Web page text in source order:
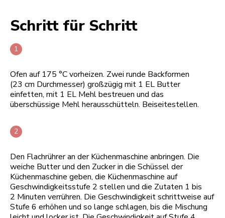
Schritt für Schritt
Ofen auf 175 °C vorheizen. Zwei runde Backformen
(23 cm Durchmesser) großzügig mit 1 EL Butter
einfetten, mit 1 EL Mehl bestreuen und das
überschüssige Mehl herausschütteln. Beiseitestellen.
Den Flachrührer an der Küchenmaschine anbringen. Die
weiche Butter und den Zucker in die Schüssel der
Küchenmaschine geben, die Küchenmaschine auf
Geschwindigkeitsstufe 2 stellen und die Zutaten 1 bis
2 Minuten verrühren. Die Geschwindigkeit schrittweise auf
Stufe 6 erhöhen und so lange schlagen, bis die Mischung